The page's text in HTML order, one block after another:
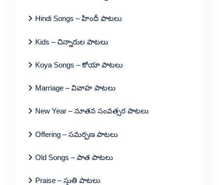
Hindi Songs – హిందీ పాటలు
Kids – చిన్నారుల పాటలు
Koya Songs – కోయా పాటలు
Marriage – వివాహ పాటలు
New Year – నూతన సంవత్సర పాటలు
Offering – సమర్పణ పాటలు
Old Songs – పాత పాటలు
Praise – స్తుతి పాటలు